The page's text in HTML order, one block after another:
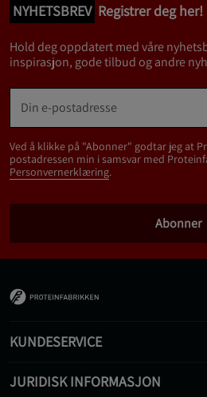
NYHETSBREV Registrer deg her!
Hold deg oppdatert med våre
inspirasjon, gode tilbud og andre
Ved å klikke på "Abonner" godtar jeg at
postadressen min i samsvar med
Personvernerklæring.
Abonner
KUNDESERVICE
JURIDISK INFORMASJON